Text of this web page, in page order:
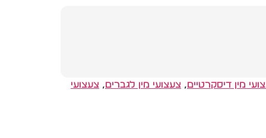
מין דיסקרטיים, צעצועי מין לגברים, צעצועי